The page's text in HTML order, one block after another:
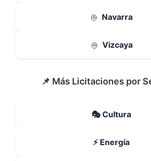
Navarra
Vizcaya
📌 Más Licitaciones por
🎭 Cultura
⚡ Energía